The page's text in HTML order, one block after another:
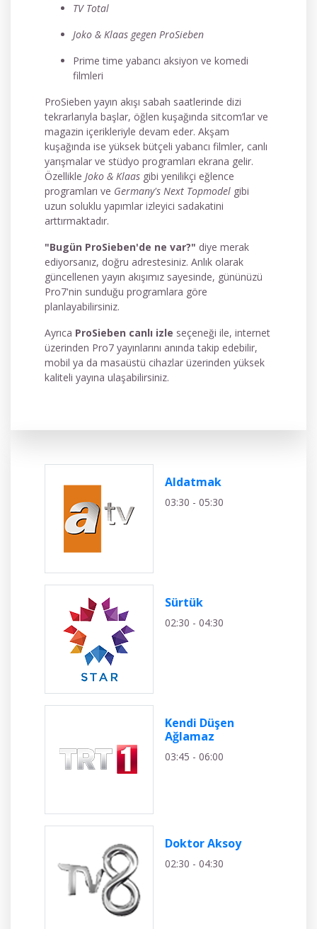
TV Total
Joko & Klaas gegen ProSieben
Prime time yabancı aksiyon ve komedi
filmleri
ProSieben yayın akışı sabah saatlerinde dizi
tekrarlarıyla başlar, öğlen kuşağında sitcom’lar ve
magazin içerikleriyle devam eder. Akşam
kuşağında ise yüksek bütçeli yabancı filmler, canlı
yarışmalar ve stüdyo programları ekrana gelir.
Özellikle Joko & Klaas gibi yenilikçi eğlence
programları ve Germany's Next Topmodel gibi
uzun soluklu yapımlar izleyici sadakatini
arttırmaktadır.
"Bugün ProSieben'de ne var?" diye merak
ediyorsanız, doğru adrestesiniz. Anlık olarak
güncellenen yayın akışımız sayesinde, gününüzü
Pro7'nin sunduğu programlara göre
planlayabilirsiniz.
Ayrıca ProSieben canlı izle seçeneği ile, internet
üzerinden Pro7 yayınlarını anında takip edebilir,
mobil ya da masaüstü cihazlar üzerinden yüksek
kaliteli yayına ulaşabilirsiniz.
Aldatmak
03:30 - 05:30
Sürtük
02:30 - 04:30
Kendi Düşen
Ağlamaz
03:45 - 06:00
Doktor Aksoy
02:30 - 04:30